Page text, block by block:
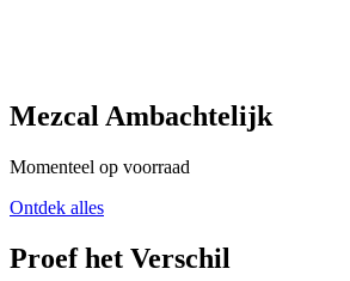
Mezcal Ambachtelijk
Momenteel op voorraad
Ontdek alles
Proef het Verschil